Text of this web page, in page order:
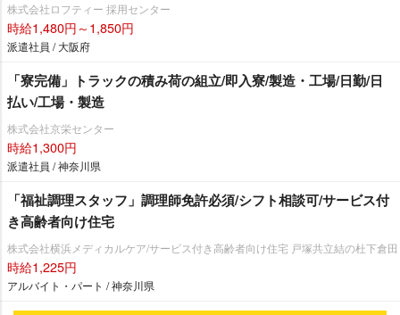
株式会社ロフティー 採用センター
時給1,480円～1,850円
派遣社員 / 大阪府
「寮完備」トラックの積み荷の組立/即入寮/製造・工場/日勤/日
払い/工場・製造
株式会社京栄センター
時給1,300円
派遣社員 / 神奈川県
「福祉調理スタッフ」調理師免許必須/シフト相談可/サービス付
き高齢者向け住宅
株式会社横浜メディカルケア/サービス付き高齢者向け住宅 戸塚共立結の杜下倉田
時給1,225円
アルバイト・パート / 神奈川県